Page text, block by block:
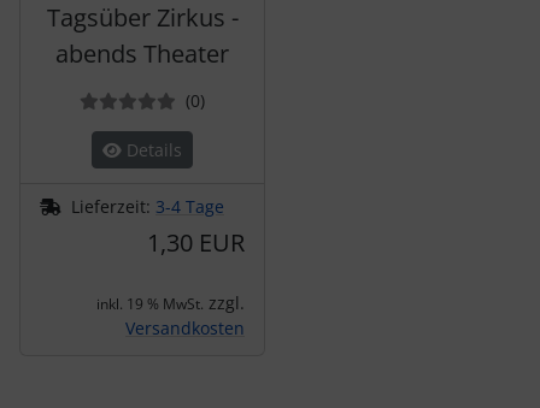
Tagsüber Zirkus -
abends Theater
(0Bewertungen
)
Details
Lieferzeit: 3-4 Tage
1,30 EUR
inkl. 19 % MwSt. zzgl.
Versandkosten